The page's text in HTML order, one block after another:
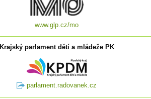
www.glp.cz/mo
Krajský parlament dětí a mládeže PK
parlament.radovanek.cz